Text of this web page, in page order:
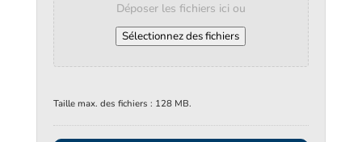
Déposer les fichiers ici ou
Sélectionnez des fichiers
Taille max. des fichiers : 128 MB.